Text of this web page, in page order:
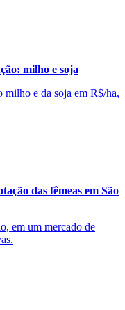
milho e soja
milho e da soja em R$/ha,
das fêmeas em São
em um mercado de